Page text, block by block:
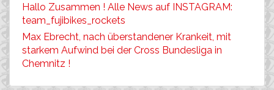
Hallo Zusammen ! Alle News auf INSTAGRAM:
team_fujibikes_rockets
Max Ebrecht, nach überstandener Krankeit, mit
starkem Aufwind bei der Cross Bundesliga in
Chemnitz !